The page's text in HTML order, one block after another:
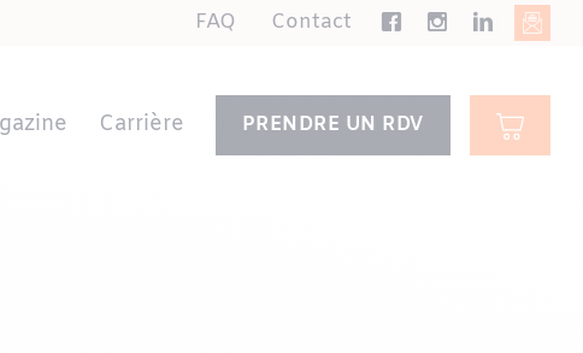
FAQ Contact
Carrière PRENDRE UN RDV